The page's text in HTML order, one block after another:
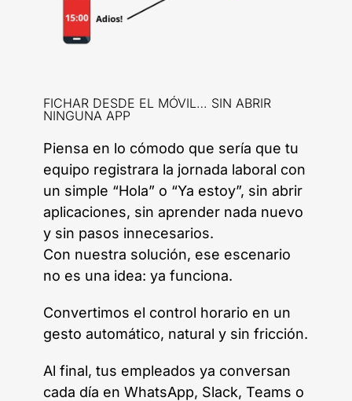
FICHAR DESDE EL MÓVIL… SIN ABRIR
NINGUNA APP
Piensa en lo cómodo que sería que tu
equipo registrara la jornada laboral con
un simple “Hola” o “Ya estoy”, sin abrir
aplicaciones, sin aprender nada nuevo
y sin pasos innecesarios.
Con nuestra solución, ese escenario
no es una idea: ya funciona.
Convertimos el control horario en un
gesto automático, natural y sin fricción.
Al final, tus empleados ya conversan
cada día en WhatsApp, Slack, Teams o